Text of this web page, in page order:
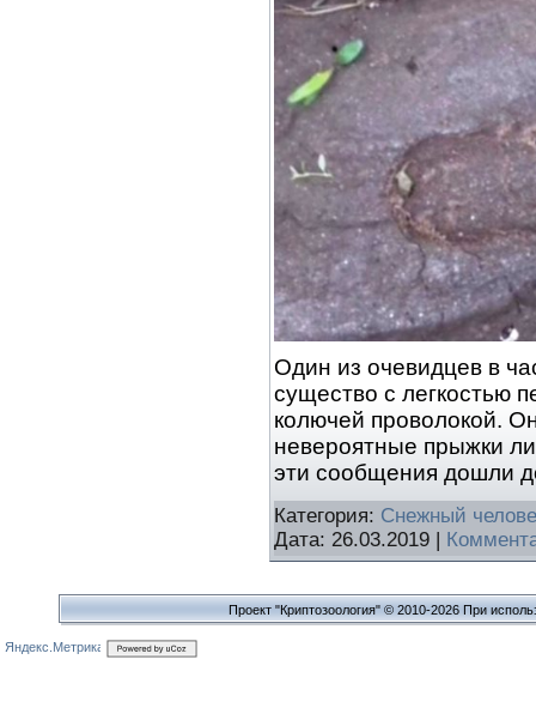
Один из очевидцев в
существо с легкостью
колючей проволокой.
невероятные прыжки
эти сообщения дошли
Категория: Снежный
Дата: 26.03.2019
Проект "Криптозоология" © 2010-2026 При